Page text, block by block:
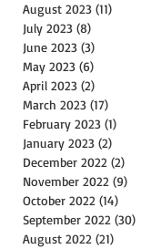
August 2023 (11)
July 2023 (8)
June 2023 (3)
May 2023 (6)
April 2023 (2)
March 2023 (17)
February 2023 (1)
January 2023 (2)
December 2022 (2)
November 2022 (9)
October 2022 (14)
September 2022 (30)
August 2022 (21)